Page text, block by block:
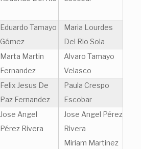
Eduardo Tamayo
Gómez
Maria Lourdes
Del Rio Sola
Marta Martin
Fernandez
Alvaro Tamayo
Velasco
Felix Jesus De
Paz Fernandez
Paula Crespo
Escobar
Jose Angel
Pérez Rivera
Jose Angel Pérez
Rivera
Miriam Martinez